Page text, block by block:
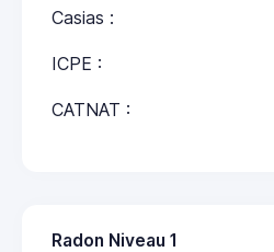
Casias :
ICPE :
CATNAT :
Radon Niveau 1